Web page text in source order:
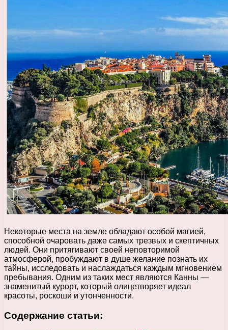
Некоторые места на земле обладают особой магией,
способной очаровать даже самых трезвых и скептичных
людей. Они притягивают своей неповторимой
атмосферой, пробуждают в душе желание познать их
тайны, исследовать и наслаждаться каждым мгновением
пребывания. Одним из таких мест являются Канны —
знаменитый курорт, который олицетворяет идеал
красоты, роскоши и утонченности.
Содержание статьи: